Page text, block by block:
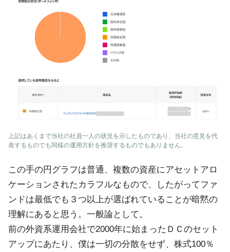
上記はあくまで当社の社員一人の状況を示したものであり、当社の意見を代
表するものでも同様の運用方針を推奨するものでもありません。
この手の円グラフは普通、複数の資産にアセットアロ
ケーションされたカラフルなもので、したがってファ
ンドは最低でも３つ以上が選ばれていることが暗黙の
理解にあると思う。一般論として。
前の外資系運用会社で2000年に始まったＤＣのセット
アップにあたり、僕は一切の分散をせず、株式100％